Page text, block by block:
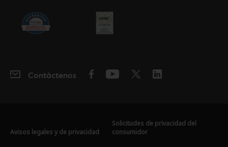
Contáctenos
Avisos legales y de privacidad
Solicitudes de privacidad del
consumidor